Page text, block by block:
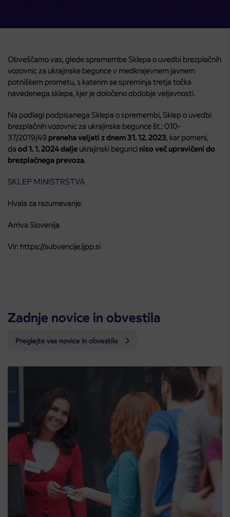
Obveščamo vas, glede spremembe Sklepa o uvedbi brezplačnih
vozovnic za ukrajinske begunce v medkrajevnem javnem
potniškem prometu, s katerim se spreminja tretja točka
navedenega sklepa, kjer je določeno obdobje veljavnosti.
Na podlagi podpisanega Sklepa o spremembi, Sklep o uvedbi
brezplačnih vozovnic za ukrajinske begunce št.: 010-
37/2019/49 preneha veljati z dnem 31. 12. 2023, kar pomeni,
da od 1. 1. 2024 dalje ukrajinski begunci niso več upravičeni do
brezplačnega prevoza.
SKLEP MINISTRSTVA
Hvala za razumevanje.
Arriva Slovenija
Vir: https://subvencije.ijpp.si
Zadnje novice in obvestila
Preglejte vse novice in obvestila